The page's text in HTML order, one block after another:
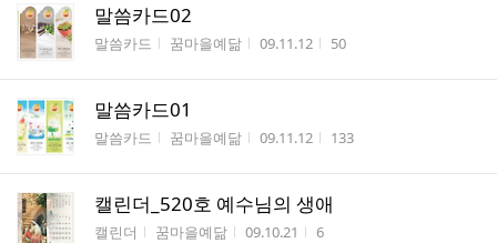
말씀카드02
게시판명
말씀카드 작성자
꿈마을예닮 작성시간
09.11.12 조회수
50
말씀카드01
게시판명
말씀카드 작성자
꿈마을예닮 작성시간
09.11.12 조회수
133
캘린더_520호 예수님의 생애
게시판명
캘린더 작성자
꿈마을예닮 작성시간
09.10.21 조회수
6